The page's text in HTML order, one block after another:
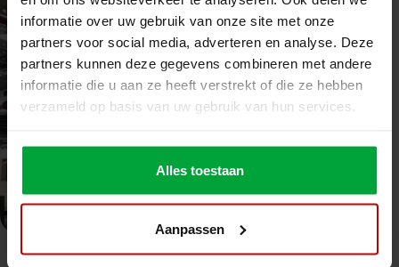
informatie over uw gebruik van onze site met onze
partners voor social media, adverteren en analyse. Deze
partners kunnen deze gegevens combineren met andere
informatie die u aan ze heeft verstrekt of die ze hebben
verzameld op basis van uw gebruik van hun services.
Alles toestaan
Aanpassen